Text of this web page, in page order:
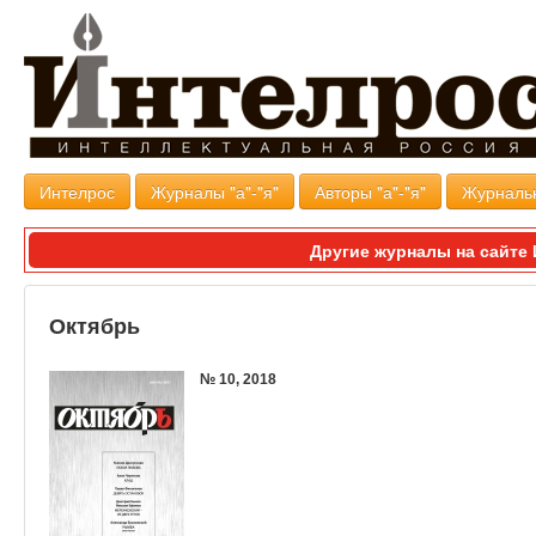
Интелрос Журналы "а"-"я" Авторы "а"-"я"
Другие журналы на
Октябрь
№ 10, 2018